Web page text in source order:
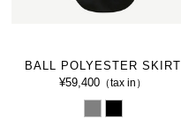
BALL POLYESTER SKIRT
¥59,400 （tax in）